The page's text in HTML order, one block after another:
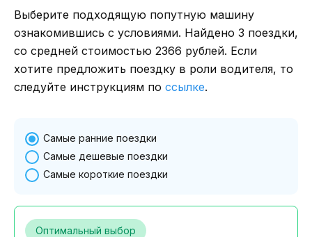
Выберите подходящую попутную машину
ознакомившись с условиями. Найдено 3 поездки,
со средней стоимостью 2366 рублей. Если
хотите предложить поездку в роли водителя, то
следуйте инструкциям по ссылке.
Самые ранние поездки
Самые дешевые поездки
Самые короткие поездки
Оптимальный выбор